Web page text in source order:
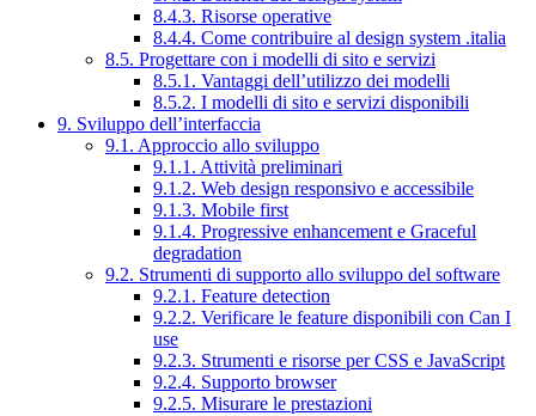
8.4.3. Risorse operative
8.4.4. Come contribuire al design system .italia
8.5. Progettare con i modelli di sito e servizi
8.5.1. Vantaggi dell’utilizzo dei modelli
8.5.2. I modelli di sito e servizi disponibili
9. Sviluppo dell’interfaccia
9.1. Approccio allo sviluppo
9.1.1. Attività preliminari
9.1.2. Web design responsivo e accessibile
9.1.3. Mobile first
9.1.4. Progressive enhancement e Graceful
degradation
9.2. Strumenti di supporto allo sviluppo del software
9.2.1. Feature detection
9.2.2. Verificare le feature disponibili con Can I
use
9.2.3. Strumenti e risorse per CSS e JavaScript
9.2.4. Supporto browser
9.2.5. Misurare le prestazioni